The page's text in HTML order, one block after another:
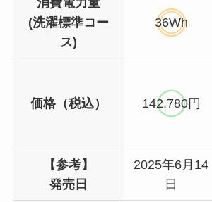
(洗濯標準コー
ス)
36Wh
価格（税込） 142,780円
【参考】
発売日
2025年6月14
日